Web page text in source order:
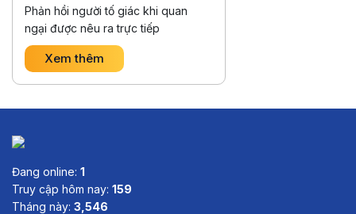
Phản hồi người tố giác khi quan
ngại được nêu ra trực tiếp
Xem thêm
Đang online: 1
Truy cập hôm nay: 159
Tháng này: 3,546